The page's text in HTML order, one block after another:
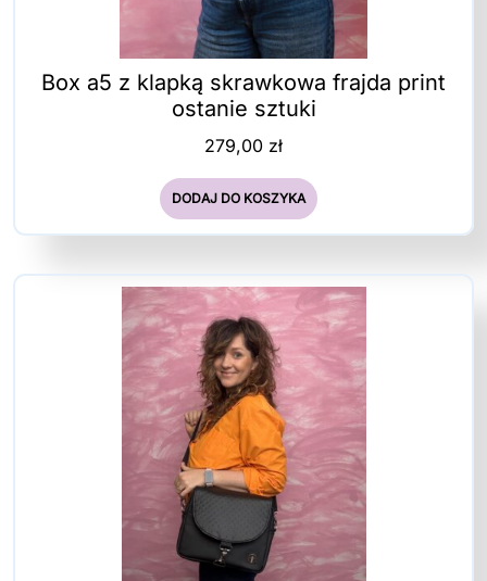
Box a5 z klapką skrawkowa frajda print
ostanie sztuki
279,00 zł
DODAJ DO KOSZYKA